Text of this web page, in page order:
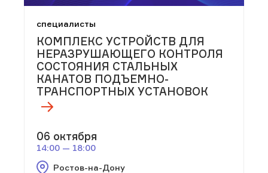
специалисты
КОМПЛЕКС УСТРОЙСТВ ДЛЯ
НЕРАЗРУШАЮЩЕГО КОНТРОЛЯ
СОСТОЯНИЯ СТАЛЬНЫХ
КАНАТОВ ПОДЪЕМНО-
ТРАНСПОРТНЫХ УСТАНОВОК
06 октября
14:00 — 18:00
Ростов-на-Дону